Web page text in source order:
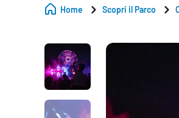
Home Scopri il Parco